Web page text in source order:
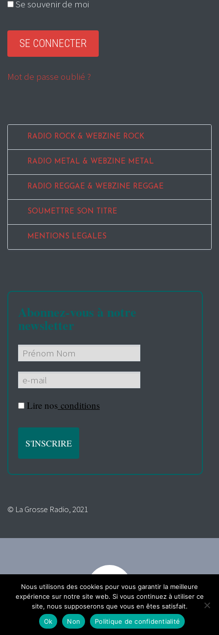
Se souvenir de moi
Mot de passe oublié ?
RADIO ROCK & WEBZINE ROCK
RADIO METAL & WEBZINE METAL
RADIO REGGAE & WEBZINE REGGAE
SOUMETTRE SON TITRE
MENTIONS LEGALES
Abonnez-vous à notre
newsletter
Lire nos conditions
© La Grosse Radio, 2021
Nous utilisons des cookies pour vous garantir la meilleure
expérience sur notre site web. Si vous continuez à utiliser ce
site, nous supposerons que vous en êtes satisfait.
Ok
Non Politique de confidentialité